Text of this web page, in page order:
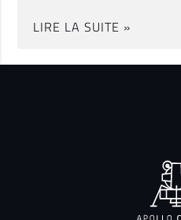
LIRE LA SUITE »